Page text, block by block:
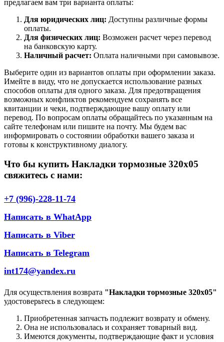
предлагаем вам три варианта оплаты:
Для юридических лиц: Доступны различные формы
оплаты.
Для физических лиц: Возможен расчет через перевод
на банковскую карту.
Наличный расчет: Оплата наличными при самовывозе.
Выберите один из вариантов оплаты при оформлении заказа.
Имейте в виду, что не допускается использование разных
способов оплаты для одного заказа. Для предотвращения
возможных конфликтов рекомендуем сохранять все
квитанции и чеки, подтверждающие вашу оплату или
перевод. По вопросам оплаты обращайтесь по указанным на
сайте телефонам или пишите на почту. Мы будем вас
информировать о состоянии обработки вашего заказа и
готовы к конструктивному диалогу.
Что бы купить Накладки тормозные 320х05
свяжитесь с нами:
+7 (996)-228-11-74
Написать в WhatApp
Написать в Viber
Написать в Telegram
int174@yandex.ru
Для осуществления возврата "Накладки тормозные 320х05"
удостоверьтесь в следующем:
Приобретенная запчасть подлежит возврату и обмену.
Она не использовалась и сохраняет товарный вид.
Имеются документы, подтверждающие факт и условия